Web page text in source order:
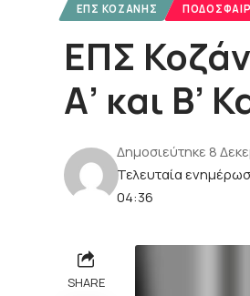
ΕΠΣ ΚΟΖΆΝΗΣ
ΕΠΣ
Α’ και Β’
Τελευταία
04:36
Δημοσιεύτηκε 8
SHARE